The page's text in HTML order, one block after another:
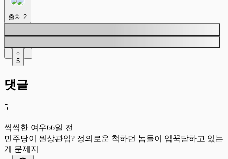
출처 2
5
댓글
5
씩씩한 여우66일 전
민주당이 뭔상관임? 정의로운 척하던 놈들이 입꾹닫하고 있는
게 문제지